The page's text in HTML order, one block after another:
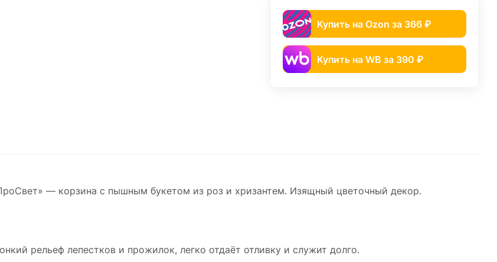
Купить на Ozon за 366 ₽
Купить на WB за 390 ₽
— корзина с пышным букетом из роз и хризантем. Изящный цветочный декор.
рельеф лепестков и прожилок, легко отдаёт отливку и служит долго.